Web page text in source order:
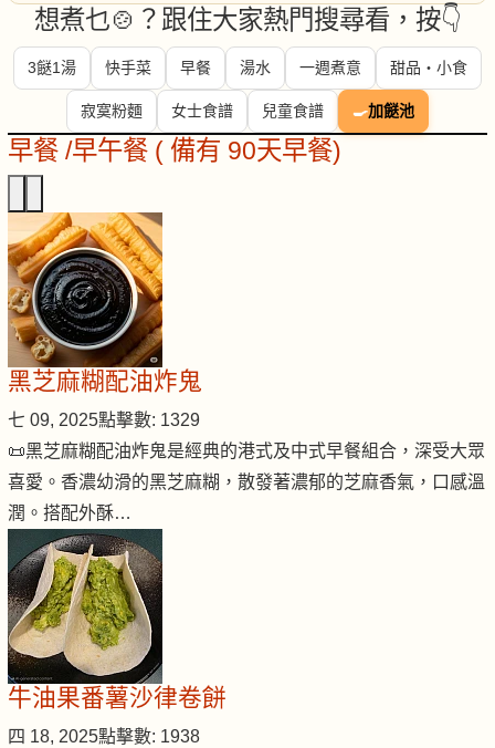
想煮乜🍲？跟住大家熱門搜尋看，按👇
3餸1湯 快手菜 早餐 湯水 一週煮意 甜品・小食
寂寞粉麵 女士食譜 兒童食譜 🍳加餸池
早餐 /早午餐 ( 備有 90天早餐)
黑芝麻糊配油炸鬼
七 09, 2025點擊數: 1329
📜黑芝麻糊配油炸鬼是經典的港式及中式早餐組合，深受大眾
喜愛。香濃幼滑的黑芝麻糊，散發著濃郁的芝麻香氣，口感溫
潤。搭配外酥…
牛油果番薯沙律卷餅
四 18, 2025點擊數: 1938